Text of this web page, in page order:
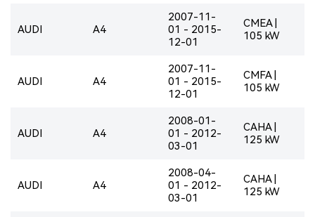
AUDI A4
2007-11-
01 - 2015-
12-01
CMEA |
105 kW
AUDI A4
2007-11-
01 - 2015-
12-01
CMFA |
105 kW
AUDI A4
2008-01-
01 - 2012-
03-01
CAHA |
125 kW
AUDI A4
2008-04-
01 - 2012-
03-01
CAHA |
125 kW